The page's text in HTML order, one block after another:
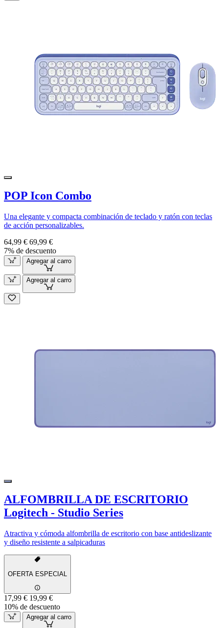
POP Icon Combo
Una elegante y compacta combinación de teclado y ratón con teclas
de acción personalizables.
64,99 € 69,99 €
7% de descuento
Agregar al carro
Agregar al carro
ALFOMBRILLA DE ESCRITORIO
Logitech - Studio Series
Atractiva y cómoda alfombrilla de escritorio con base antideslizante
y diseño resistente a salpicaduras
OFERTA ESPECIAL
17,99 € 19,99 €
10% de descuento
Agregar al carro